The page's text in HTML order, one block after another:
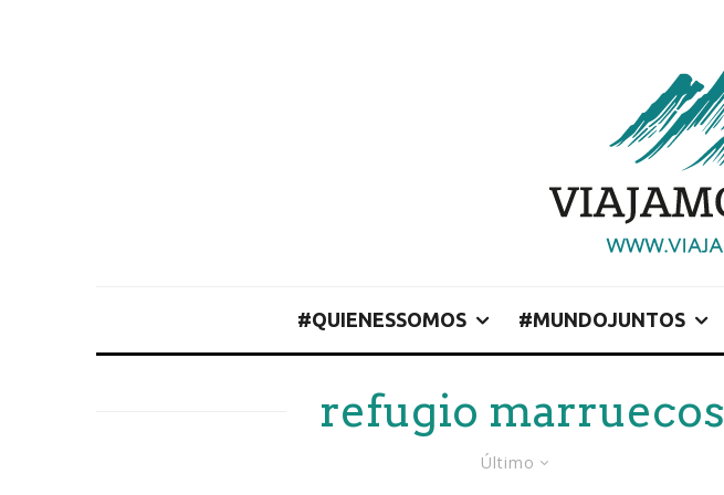
#QUIENESSOMOS #MUNDOJUNTOS
refugio marruecos
Último